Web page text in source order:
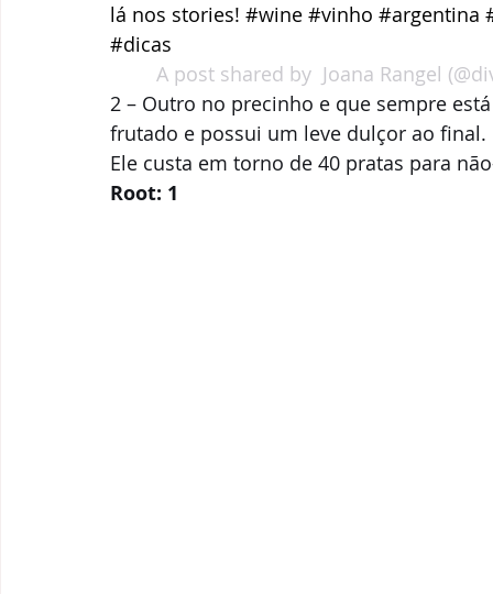
lá nos stories! #wine #vinho
#dicas
A post shared by Joana Rangel
2 – Outro no precinho e que sempre
frutado e possui um leve dulçor ao
Ele custa em torno de 40 pratas para
Root: 1